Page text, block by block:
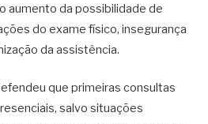
aumento da possibilidade de
do exame físico, insegurança
da assistência.
que primeiras consultas
salvo situações